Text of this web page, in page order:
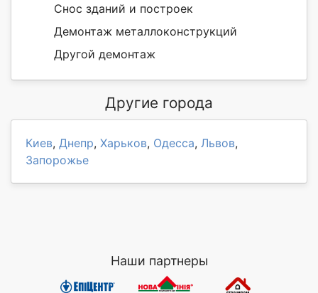
Снос зданий и построек
Демонтаж металлоконструкций
Другой демонтаж
Другие города
Киев, Днепр, Харьков, Одесса, Львов,
Запорожье
Наши партнеры